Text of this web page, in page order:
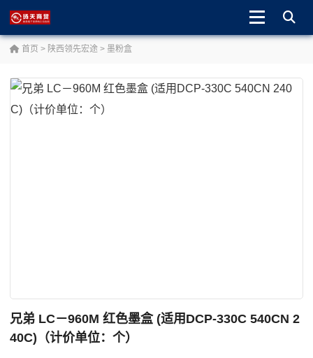
首页 > 陕西领先宏途 > 墨粉盒
兄弟 LC－960M 红色墨盒 (适用DCP-330C 540CN 2
40C)（计价单位：个）